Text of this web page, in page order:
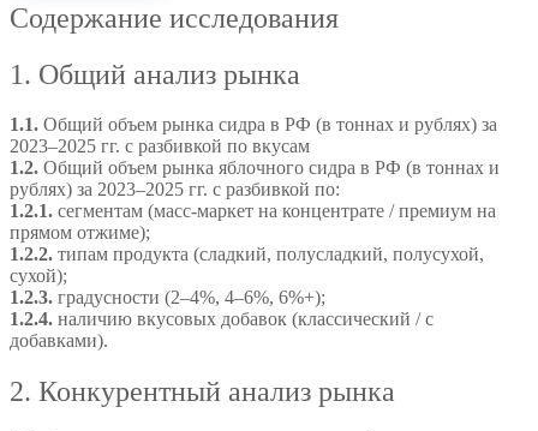
Содержание исследования
1. Общий анализ рынка
1.1. Общий объем рынка сидра в РФ (в тоннах и рублях) за
2023–2025 гг. с разбивкой по вкусам
1.2. Общий объем рынка яблочного сидра в РФ (в тоннах и
рублях) за 2023–2025 гг. с разбивкой по:
1.2.1. сегментам (масс-маркет на концентрате / премиум на
прямом отжиме);
1.2.2. типам продукта (сладкий, полусладкий, полусухой,
сухой);
1.2.3. градусности (2–4%, 4–6%, 6%+);
1.2.4. наличию вкусовых добавок (классический / с
добавками).
2. Конкурентный анализ рынка